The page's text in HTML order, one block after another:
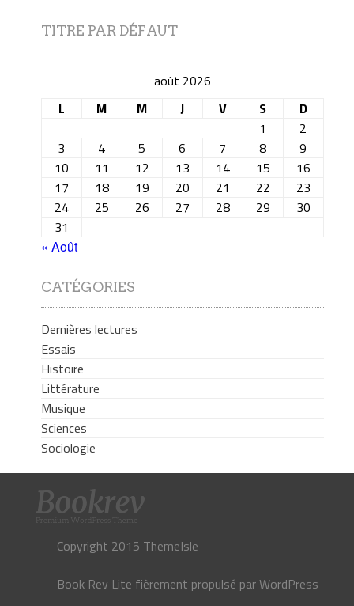
TITRE PAR DÉFAUT
août 2026
L
M M J V S
D
1
2
3
4 5 6 7 8
9
10
11 12 13 14 15
16
17
18 19 20 21 22
23
24
25 26 27 28 29
30
31
« Août
CATÉGORIES
Dernières lectures
Essais
Histoire
Littérature
Musique
Sciences
Sociologie
Copyright 2015 ThemeIsle
Book Rev Lite fièrement propulsé parWordPress